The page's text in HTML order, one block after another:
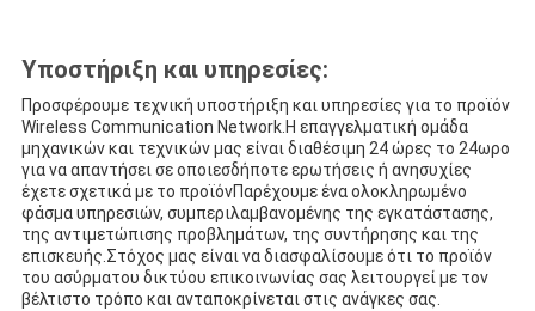
Υποστήριξη και υπηρεσίες:
Προσφέρουμε τεχνική υποστήριξη και υπηρεσίες για το προϊόν
Wireless Communication Network.Η επαγγελματική ομάδα
μηχανικών και τεχνικών μας είναι διαθέσιμη 24 ώρες το 24ωρο
για να απαντήσει σε οποιεσδήποτε ερωτήσεις ή ανησυχίες
έχετε σχετικά με το προϊόνΠαρέχουμε ένα ολοκληρωμένο
φάσμα υπηρεσιών, συμπεριλαμβανομένης της εγκατάστασης,
της αντιμετώπισης προβλημάτων, της συντήρησης και της
επισκευής.Στόχος μας είναι να διασφαλίσουμε ότι το προϊόν
του ασύρματου δικτύου επικοινωνίας σας λειτουργεί με τον
βέλτιστο τρόπο και ανταποκρίνεται στις ανάγκες σας.